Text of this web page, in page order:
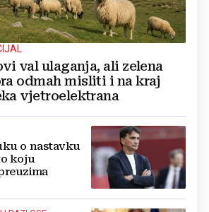
val ulaganja, ali zelena
odmah misliti i na kraj
vjetroelektrana
o nastavku
koju